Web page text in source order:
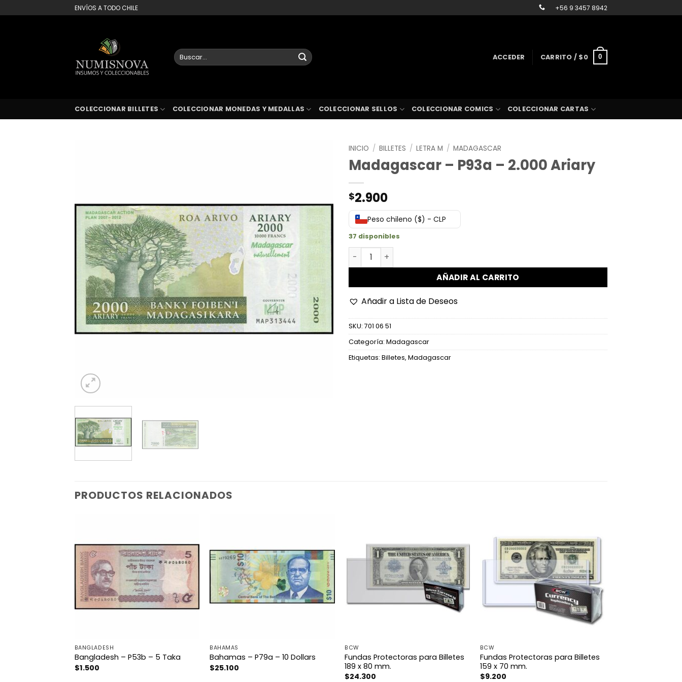
al
ENVÍOS A TODO CHILE +56 9 3457 8942
Buscar
por:
ACCEDER CARRITO / $0 0
COLECCIONAR BILLETES COLECCIONAR MONEDAS Y MEDALLAS COLECCIONAR SELLOS COLECCIONAR COMICS COLECCIONAR CARTAS
INICIO / BILLETES / LETRA M / MADAGASCAR
Madagascar – P93a – 2.000 Ariary
$2.900
Peso chileno ($) - CLP
37 disponibles
Madagascar - P93a - 2.000 Ariary cantidad
AÑADIR AL CARRITO
Añadir a Lista de Deseos
SKU: 701 06 51
Categoría: Madagascar
Etiquetas: Billetes, Madagascar
PRODUCTOS RELACIONADOS
BANGLADESH
Bangladesh – P53b – 5 Taka
$1.500
BAHAMAS
Bahamas – P79a – 10 Dollars
$25.100
BCW
Fundas Protectoras para Billetes
189 x 80 mm.
$24.300
BCW
Fundas Protectoras para Billetes
159 x 70 mm.
$9.200